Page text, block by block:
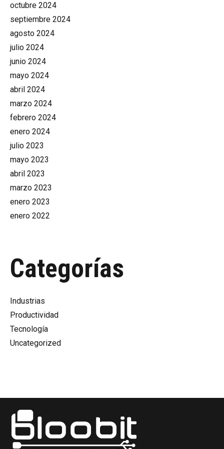
octubre 2024
septiembre 2024
agosto 2024
julio 2024
junio 2024
mayo 2024
abril 2024
marzo 2024
febrero 2024
enero 2024
julio 2023
mayo 2023
abril 2023
marzo 2023
enero 2023
enero 2022
Categorías
Industrias
Productividad
Tecnología
Uncategorized